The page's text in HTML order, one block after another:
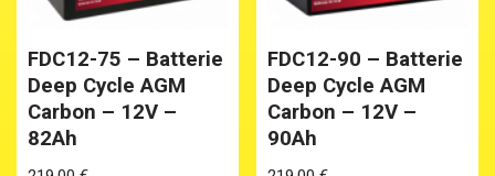
FDC12-75 – Batterie
Deep Cycle AGM
Carbon – 12V –
82Ah
FDC12-90 – Batterie
Deep Cycle AGM
Carbon – 12V –
90Ah